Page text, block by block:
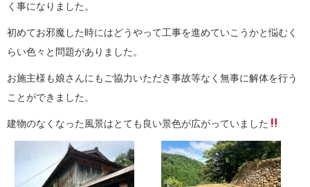
く事になりました。
初めてお邪魔した時にはどうやって工事を進めていこうかと悩むく
らい色々と問題がありました。
お施主様も娘さんにもご協力いただき事故等なく無事に解体を行う
ことができました。
建物のなくなった風景はとても良い景色が広がっていました